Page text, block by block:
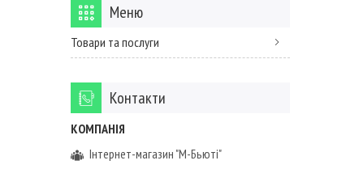
Товари та послуги
Контакти
Інтернет-магазин "М-Бьюті"